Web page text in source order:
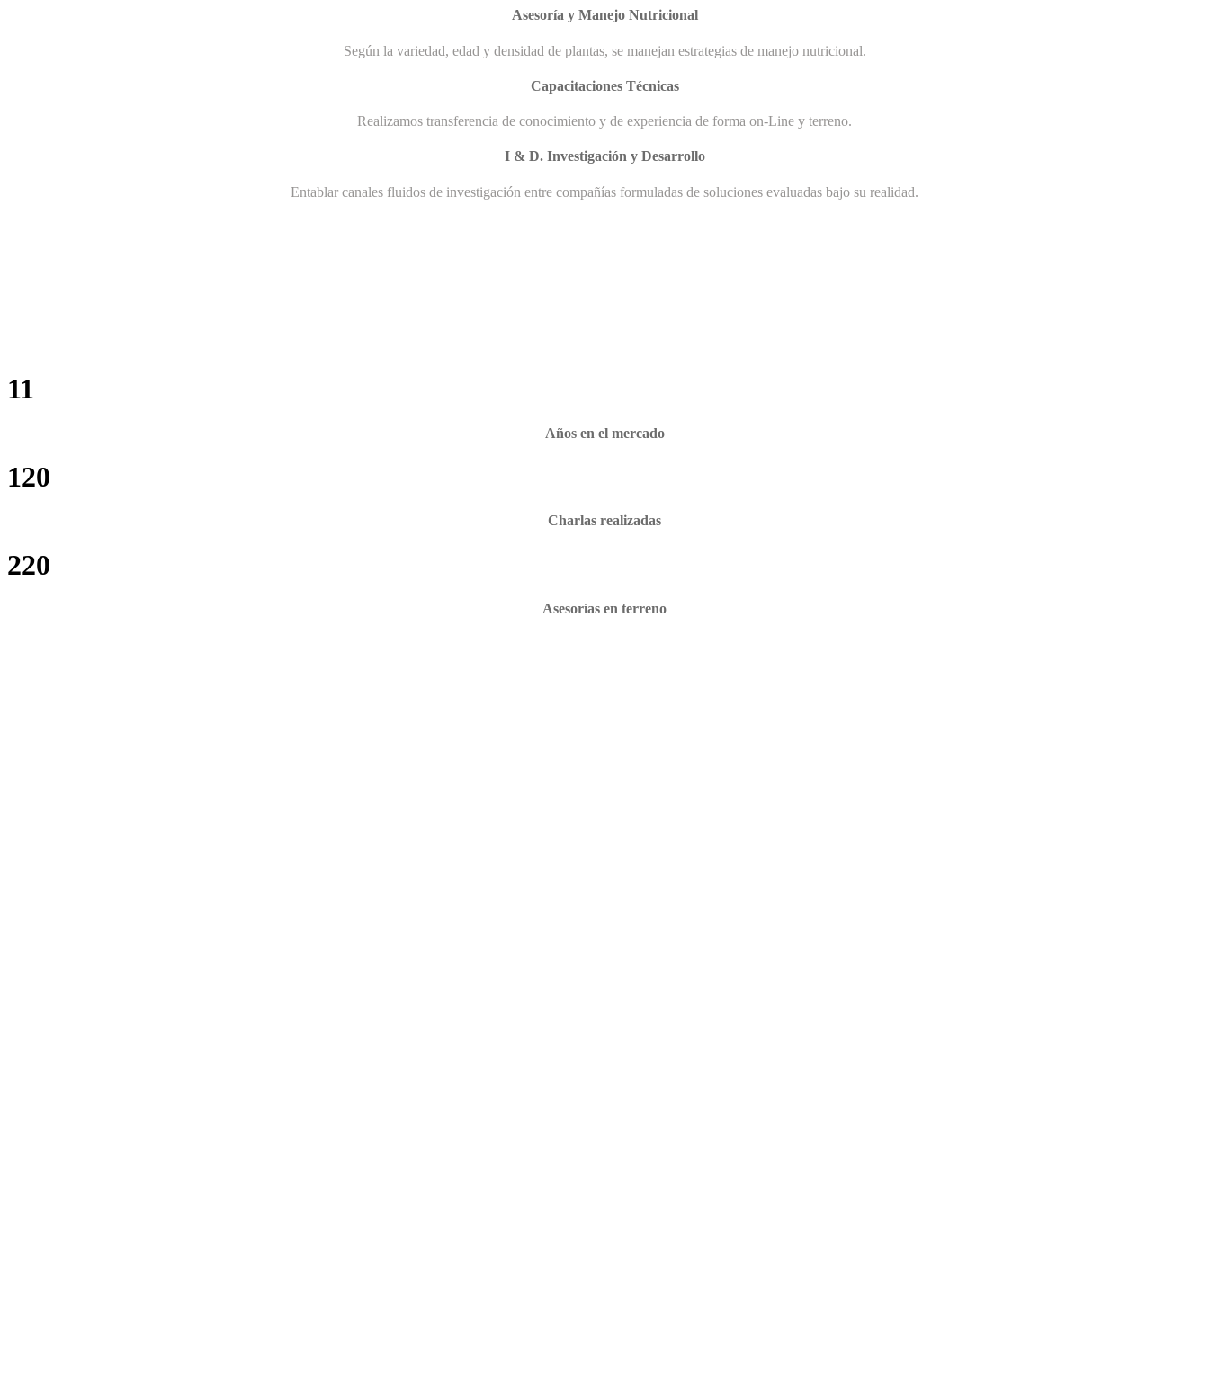
Asesoría y Manejo Nutricional
Según la variedad, edad y densidad de plantas, se manejan estrategias de manejo nutricional.
Capacitaciones Técnicas
Realizamos transferencia de conocimiento y de experiencia de forma on-Line y terreno.
I & D. Investigación y Desarrollo
Entablar canales fluidos de investigación entre compañías formuladas de soluciones evaluadas bajo su realidad.
11
Años en el mercado
120
Charlas realizadas
220
Asesorías en terreno